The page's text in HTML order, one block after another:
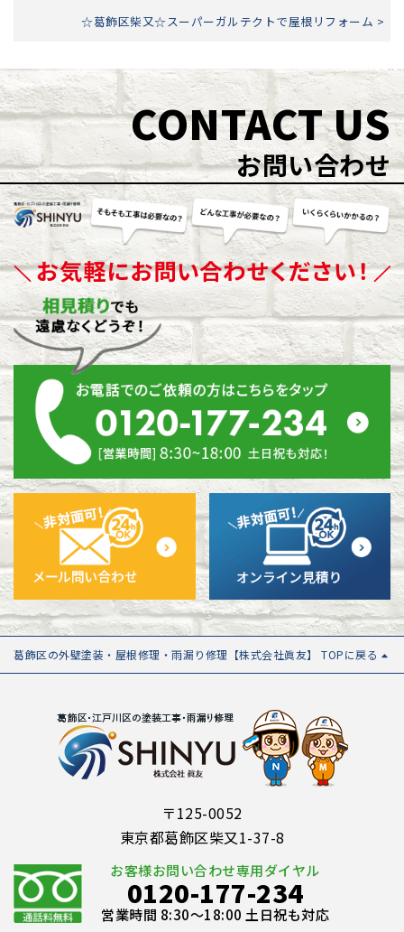
☆葛飾区柴又☆スーパーガルテクトで屋根リフォーム >
CONTACT US
お問い合わせ
葛飾区の外壁塗装・屋根修理・雨漏り修理【株式会社眞友】 TOPに戻る
〒125-0052
東京都葛飾区柴又1-37-8
お客様お問い合わせ専用ダイヤル
0120-177-234
営業時間 8:30～18:00 土日祝も対応